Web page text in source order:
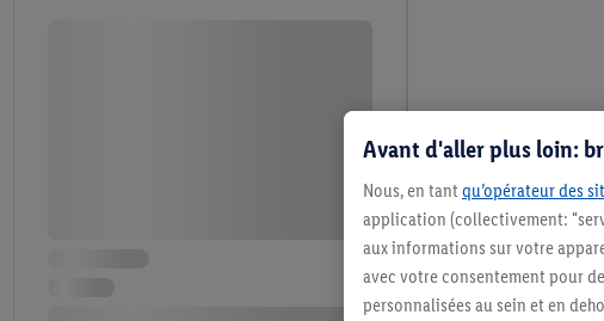
Avant d'aller plus loin:
Nous, en tant qu’opérateur des
application (collectivement:
aux informations sur votre
avec votre consentement pour
personnalisées au sein et en